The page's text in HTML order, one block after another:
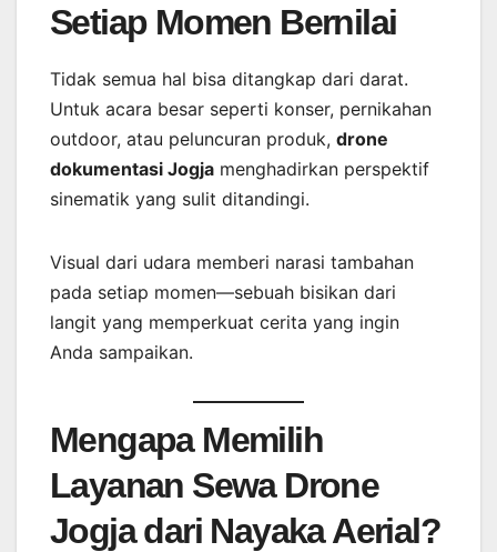
Setiap Momen Bernilai
Tidak semua hal bisa ditangkap dari darat.
Untuk acara besar seperti konser, pernikahan
outdoor, atau peluncuran produk, drone
dokumentasi Jogja menghadirkan perspektif
sinematik yang sulit ditandingi.
Visual dari udara memberi narasi tambahan
pada setiap momen—sebuah bisikan dari
langit yang memperkuat cerita yang ingin
Anda sampaikan.
Mengapa Memilih
Layanan Sewa Drone
Jogja dari Nayaka Aerial?